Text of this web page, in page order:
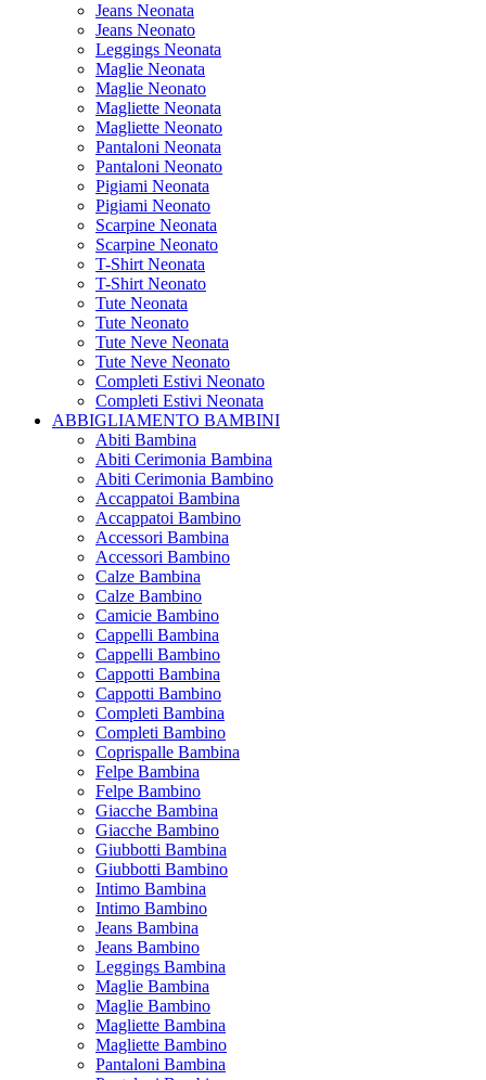
Jeans Neonata
Jeans Neonato
Leggings Neonata
Maglie Neonata
Maglie Neonato
Magliette Neonata
Magliette Neonato
Pantaloni Neonata
Pantaloni Neonato
Pigiami Neonata
Pigiami Neonato
Scarpine Neonata
Scarpine Neonato
T-Shirt Neonata
T-Shirt Neonato
Tute Neonata
Tute Neonato
Tute Neve Neonata
Tute Neve Neonato
Completi Estivi Neonato
Completi Estivi Neonata
ABBIGLIAMENTO BAMBINI
Abiti Bambina
Abiti Cerimonia Bambina
Abiti Cerimonia Bambino
Accappatoi Bambina
Accappatoi Bambino
Accessori Bambina
Accessori Bambino
Calze Bambina
Calze Bambino
Camicie Bambino
Cappelli Bambina
Cappelli Bambino
Cappotti Bambina
Cappotti Bambino
Completi Bambina
Completi Bambino
Coprispalle Bambina
Felpe Bambina
Felpe Bambino
Giacche Bambina
Giacche Bambino
Giubbotti Bambina
Giubbotti Bambino
Intimo Bambina
Intimo Bambino
Jeans Bambina
Jeans Bambino
Leggings Bambina
Maglie Bambina
Maglie Bambino
Magliette Bambina
Magliette Bambino
Pantaloni Bambina